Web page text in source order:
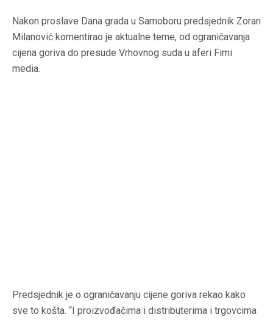
Nakon proslave Dana grada u Samoboru predsjednik Zoran
Milanović komentirao je aktualne teme, od ograničavanja
cijena goriva do presude Vrhovnog suda u aferi Fimi
media.
Predsjednik je o ograničavanju cijene goriva rekao kako
sve to košta. “I proizvođačima i distributerima i trgovcima